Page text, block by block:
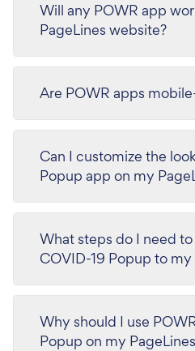
Will any POWR app
PageLines website?
Are POWR apps
Can I customize the
Popup app on my
What steps do I need
COVID-19 Popup to my
Why should I use
Popup on my